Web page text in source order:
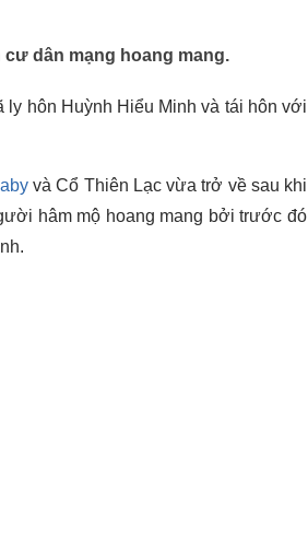
dân mạng hoang mang.
ly hôn Huỳnh Hiểu Minh và tái hôn với
và Cổ Thiên Lạc vừa trở về sau khi
hâm mộ hoang mang bởi trước đó